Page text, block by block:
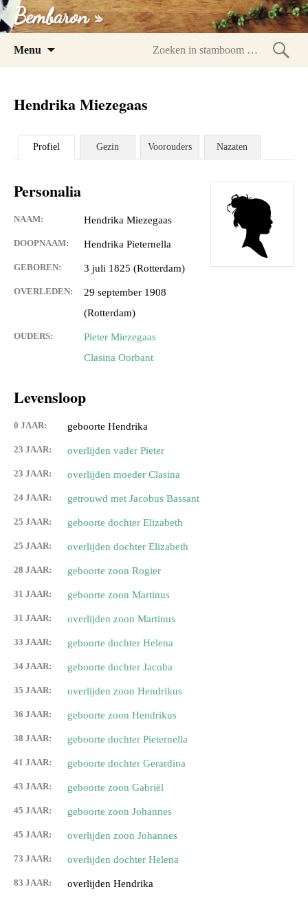
Bembaron »
Menu
Hendrika Miezegaas
Profiel Gezin Voorouders Nazaten
Personalia
NAAM: Hendrika Miezegaas
DOOPNAAM: Hendrika Pieternella
GEBOREN: 3 juli 1825 (Rotterdam)
OVERLEDEN:
29 september 1908
(Rotterdam)
OUDERS:
Pieter Miezegaas
Clasina Oorbant
Levensloop
0 JAAR: geboorte Hendrika
23 JAAR: overlijden vader Pieter
23 JAAR: overlijden moeder Clasina
24 JAAR: getrouwd met Jacobus Bassant
25 JAAR: geboorte dochter Elizabeth
25 JAAR: overlijden dochter Elizabeth
28 JAAR: geboorte zoon Rogier
31 JAAR: geboorte zoon Martinus
31 JAAR: overlijden zoon Martinus
33 JAAR: geboorte dochter Helena
34 JAAR: geboorte dochter Jacoba
35 JAAR: overlijden zoon Hendrikus
36 JAAR: geboorte zoon Hendrikus
38 JAAR: geboorte dochter Pieternella
41 JAAR: geboorte dochter Gerardina
43 JAAR: geboorte zoon Gabriël
45 JAAR: geboorte zoon Johannes
45 JAAR: overlijden zoon Johannes
73 JAAR: overlijden dochter Helena
83 JAAR: overlijden Hendrika